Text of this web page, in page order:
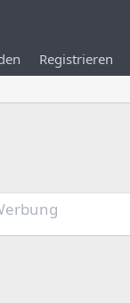
Registrieren